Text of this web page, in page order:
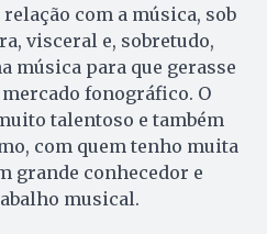
com a música, sob
visceral e, sobretudo,
música para que gerasse
fonográfico. O
talentoso e também
com quem tenho muita
grande conhecedor e
musical.